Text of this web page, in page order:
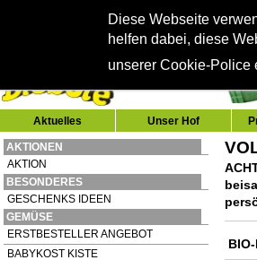
Aktuelles Unser Hof
AKTIONEN
AKTION
BESONDERES
GESCHENKS IDEEN
GEMÜSE
ERSTBESTELLER ANGEBOT
BABYKOST KISTE
Diese Webseite
helfen dabei, diese
unserer Cookie-Police